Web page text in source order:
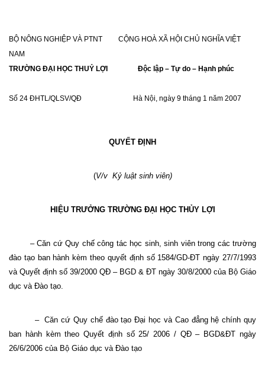
BỘ NÔNG NGHIỆP VÀ PTNT CỘNG HOÀ XÃ HỘI CHỦ NGHĨA VIỆT
NAM
TRƯỜNG ĐẠI HỌC THUỶ LỢI Độc lập – Tự do – Hạnh phúc
Số 24 ĐHTL/QLSV/QĐ Hà Nội, ngày 9 tháng 1 năm 2007
QUYẾT ĐỊNH
(V/v Kỷ luật sinh viên)
HIỆU TRƯỞNG TRƯỜNG ĐẠI HỌC THỦY LỢI
– Căn cứ Quy chế công tác học sinh, sinh viên trong các trường
đào tạo ban hành kèm theo quyết định số 1584/GD-ĐT ngày 27/7/1993
và Quyết định số 39/2000 QĐ – BGD & ĐT ngày 30/8/2000 của Bộ Giáo
dục và Đào tạo.
–
Căn cứ Quy chế đào tạo Đại học và Cao đẳng hệ chính quy
ban hành kèm theo Quyết định số 25/ 2006 / QĐ – BGD&ĐT ngày
26/6/2006 của Bộ Giáo dục và Đào tạo